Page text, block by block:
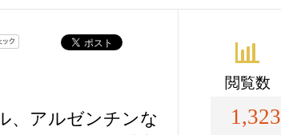
、アルゼンチンな
閲覧数
1,323